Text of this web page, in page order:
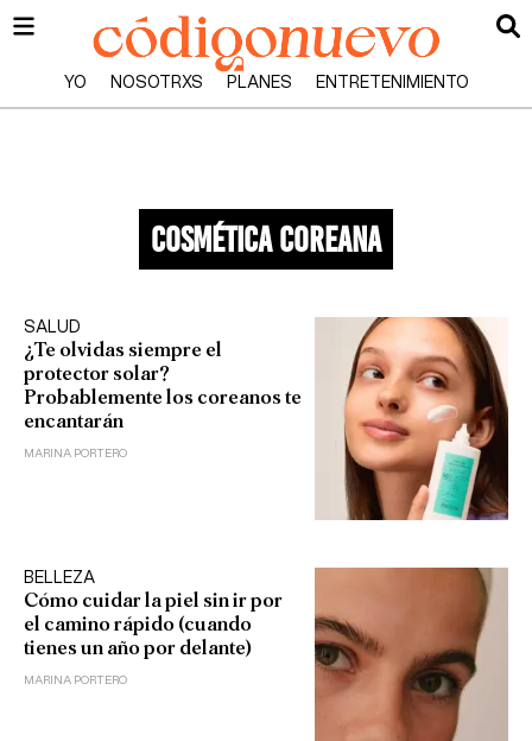
YO NOSOTRXS PLANES ENTRETENIMIENTO
cosmética coreana
SALUD
¿Te olvidas siempre el
protector solar?
Probablemente los coreanos te
encantarán
MARINA PORTERO
BELLEZA
Cómo cuidar la piel sin ir por
el camino rápido (cuando
tienes un año por delante)
MARINA PORTERO